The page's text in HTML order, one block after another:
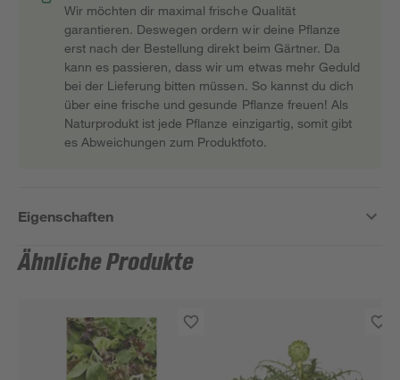
Wir möchten dir maximal frische Qualität
garantieren. Deswegen ordern wir deine Pflanze
erst nach der Bestellung direkt beim Gärtner. Da
kann es passieren, dass wir um etwas mehr Geduld
bei der Lieferung bitten müssen. So kannst du dich
über eine frische und gesunde Pflanze freuen! Als
Naturprodukt ist jede Pflanze einzigartig, somit gibt
es Abweichungen zum Produktfoto.
Eigenschaften
Ähnliche Produkte